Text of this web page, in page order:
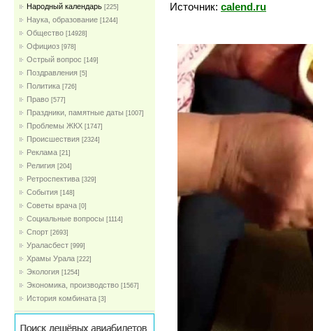
Народный календарь [225]
Наука, образование [1244]
Общество [14928]
Официоз [978]
Острый вопрос [149]
Поздравления [5]
Политика [726]
Право [577]
Праздники, памятные даты [1007]
Проблемы ЖКХ [1747]
Проиcшествия [2324]
Реклама [21]
Религия [204]
Ретроспектива [329]
События [148]
Советы врача [0]
Социальные вопросы [1114]
Спорт [2693]
Ураласбест [999]
Храмы Урала [222]
Экология [1254]
Экономика, производство [1567]
История комбината [3]
Источник: calend.ru